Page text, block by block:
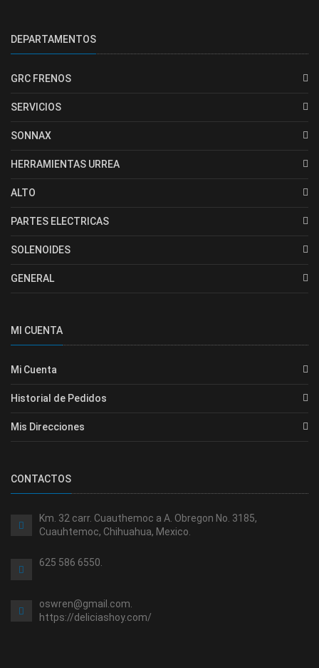
DEPARTAMENTOS
GRC FRENOS
SERVICIOS
SONNAX
HERRAMIENTAS URREA
ALTO
PARTES ELECTRICAS
SOLENOIDES
GENERAL
MI CUENTA
Mi Cuenta
Historial de Pedidos
Mis Direcciones
CONTACTOS
Km. 32 carr. Cuauthemoc a A. Obregon No. 3185,
Cuauhtemoc, Chihuahua, Mexico.
625 586 6550.
oswren@gmail.com.
https://deliciashoy.com/